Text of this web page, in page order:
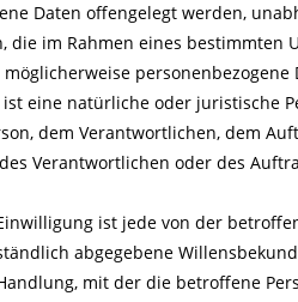
Daten offengelegt werden,
die im Rahmen eines bestimmten
eine natürliche oder juristische
dem Verantwortlichen, dem
Verantwortlichen oder des
ist jede von der
abgegebene
mit der die betroffene